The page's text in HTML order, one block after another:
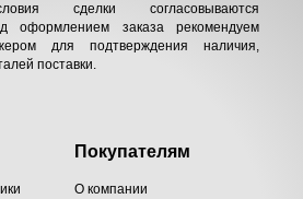
сделки согласовываются
оформлением заказа рекомендуем
для подтверждения наличия,
поставки.
Покупателям
О компании